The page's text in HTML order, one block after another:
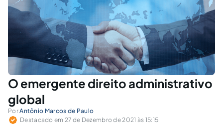
O emergente direito administrativo
global
PorAntônio Marcos de Paulo
Destacado em 27 de Dezembro de 2021 às 15:15